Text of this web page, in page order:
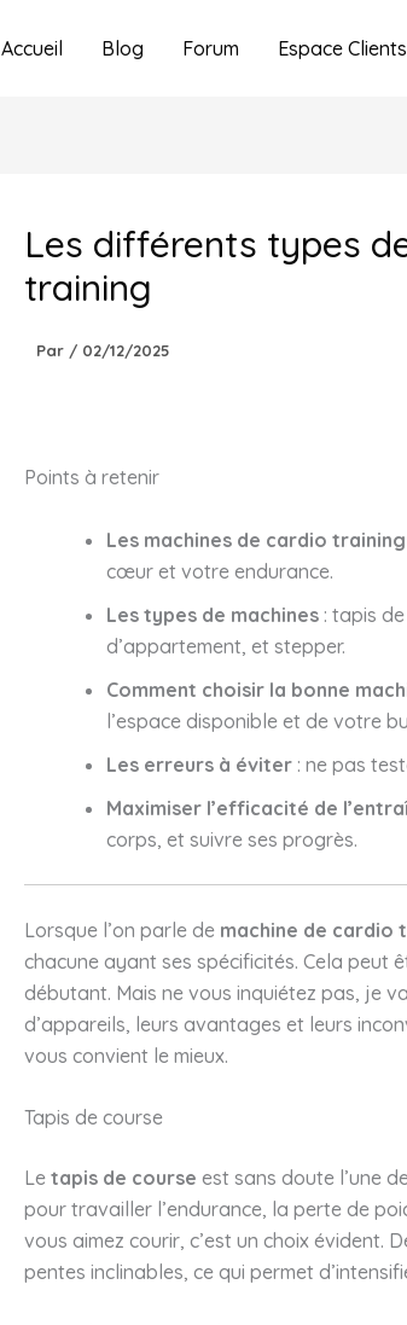
Accueil Blog Forum Espace Clients
Les différents types
training
Par / 02/12/2025
Points à retenir
Les machines de cardio training
cœur et votre endurance.
Les types de machines : tapis
d’appartement, et stepper.
Comment choisir la bonne
l’espace disponible et de votre
Les erreurs à éviter : ne pas
Maximiser l’efficacité de
corps, et suivre ses progrès.
Lorsque l’on parle de machine de cardio
chacune ayant ses spécificités. Cela peut
débutant. Mais ne vous inquiétez pas, je
d’appareils, leurs avantages et leurs
vous convient le mieux.
Tapis de course
Le tapis de course est sans doute l’une
pour travailler l’endurance, la perte de
vous aimez courir, c’est un choix évident.
pentes inclinables, ce qui permet